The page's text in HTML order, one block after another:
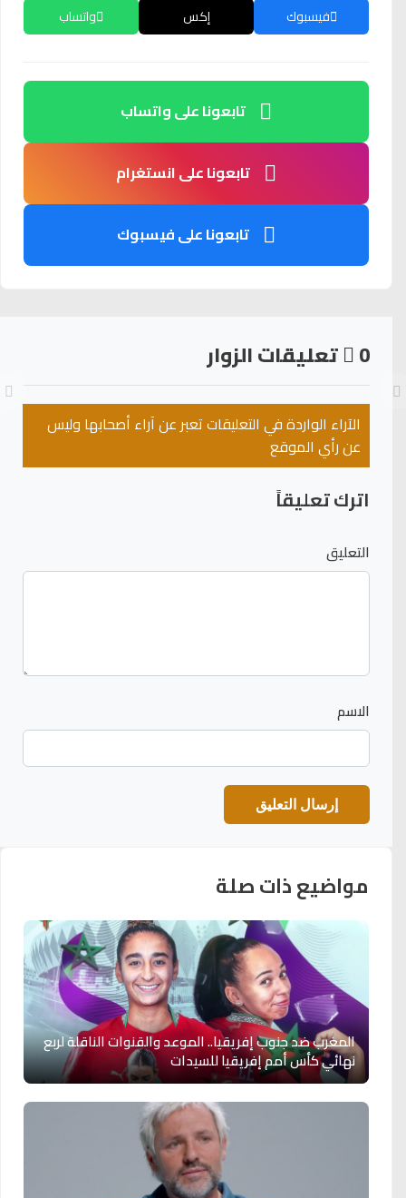
فيسبوك إكس واتساب
تابعونا على واتساب
تابعونا على انستغرام
تابعونا على فيسبوك
0 تعليقات الزوار
الآراء الواردة في التعليقات تعبر عن آراء أصحابها وليس
عن رأي الموقع
اترك تعليقاً
التعليق
الاسم
مواضيع ذات صلة
المغرب ضد جنوب إفريقيا.. الموعد والقنوات الناقلة لربع
نهائي كأس أمم إفريقيا للسيدات